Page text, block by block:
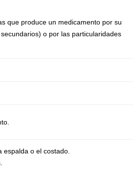
que produce un medicamento por su
o por las particularidades
espalda o el costado.